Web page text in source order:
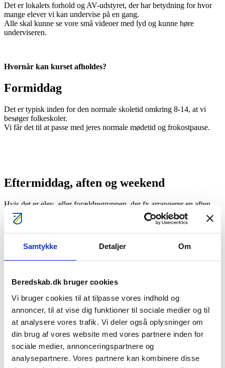
Samtykke Detaljer Om
Beredskab.dk bruger cookies
Vi bruger cookies til at tilpasse vores indhold og
annoncer, til at vise dig funktioner til sociale medier og til
at analysere vores trafik. Vi deler også oplysninger om
din brug af vores website med vores partnere inden for
sociale medier, annonceringspartnere og
analysepartnere. Vores partnere kan kombinere disse
Det er lokalets forhold og AV-udstyret, der har betydning for hvor
mange elever vi kan undervise på en gang.
Alle skal kunne se vore små videoer med lyd og kunne høre
underviseren.
Hvornår kan kurset afholdes?
Formiddag
Det er typisk inden for den normale skoletid omkring 8-14, at vi
besøger folkeskoler.
Vi får det til at passe med jeres normale mødetid og frokostpause.
Eftermiddag, aften og weekend
Hvis det er elev- eller forældregruppen, der fx arrangerer en aften
fællesspisning – kommer vi gerne forbi og underviser jer alle. I kan
med fordel slå flere klasser sammen.
Sådan aftaler vi et kursus
Når vi har aftalt
dato, tidspunkt – fra og til
adressen, hvor kurset afholdes
forventede antal deltagere
hvem der er kontaktperson hos jer (kontaktoplysninger)
..så